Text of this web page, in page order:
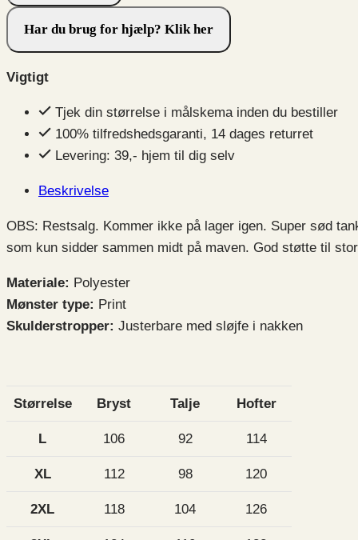
tankini
rødt
skørt
blomstermønstret
antal
Har du brug for hjælp? Klik her
Vigtigt
Tjek din størrelse i målskema inden du bestiller
100% tilfredshedsgaranti, 14 dages returret
Levering: 39,- hjem til dig selv
Beskrivelse
OBS: Restsalg. Kommer ikke på lager igen. Super sød
som kun sidder sammen midt på maven. God støtte til
Materiale: Polyester
Mønster type: Print
Skulderstropper: Justerbare med sløjfe i nakken
Størrelse Bryst Talje Hofter
L 106 92 114
XL 112 98 120
2XL 118 104 126